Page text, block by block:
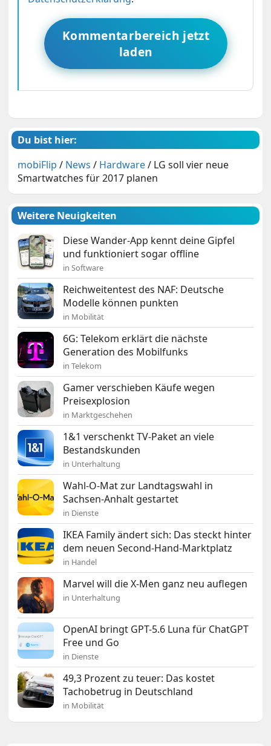
Kommentarbereich jetzt
laden
Du bist hier:
mobiFlip / News / Hardware/ LG soll vier neue
Smartwatches für 2017 planen
Weitere Neuigkeiten
Diese Wander-App kennt deine Gipfel
und funktioniert sogar offline
in Software
Reichweitentest des NAF: Deutsche
Modelle können punkten
in Mobilität
6G: Telekom erklärt die nächste
Generation des Mobilfunks
in Telekom
Gamer verschieben Käufe wegen
Preisexplosion
in Marktgeschehen
1&1 verschenkt TV-Paket an viele
Bestandskunden
in Unterhaltung
Wahl-O-Mat zur Landtagswahl in
Sachsen-Anhalt gestartet
in Dienste
IKEA Family ändert sich: Das steckt hinter
dem neuen Second-Hand-Marktplatz
in Handel
Marvel will die X-Men ganz neu auflegen
in Unterhaltung
OpenAI bringt GPT-5.6 Luna für ChatGPT
Free und Go
in Dienste
49,3 Prozent zu teuer: Das kostet
Tachobetrug in Deutschland
in Mobilität